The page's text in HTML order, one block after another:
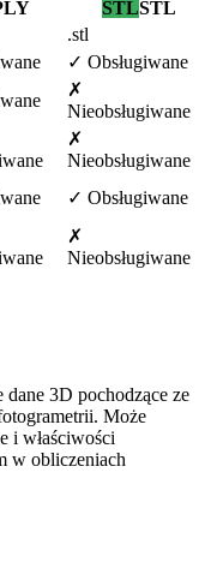
STLSTL
.stl
✓ Obsługiwane
✗
Nieobsługiwane
✗
Nieobsługiwane
✓ Obsługiwane
✗
Nieobsługiwane
3D pochodzące ze
Może
i właściwości
w obliczeniach